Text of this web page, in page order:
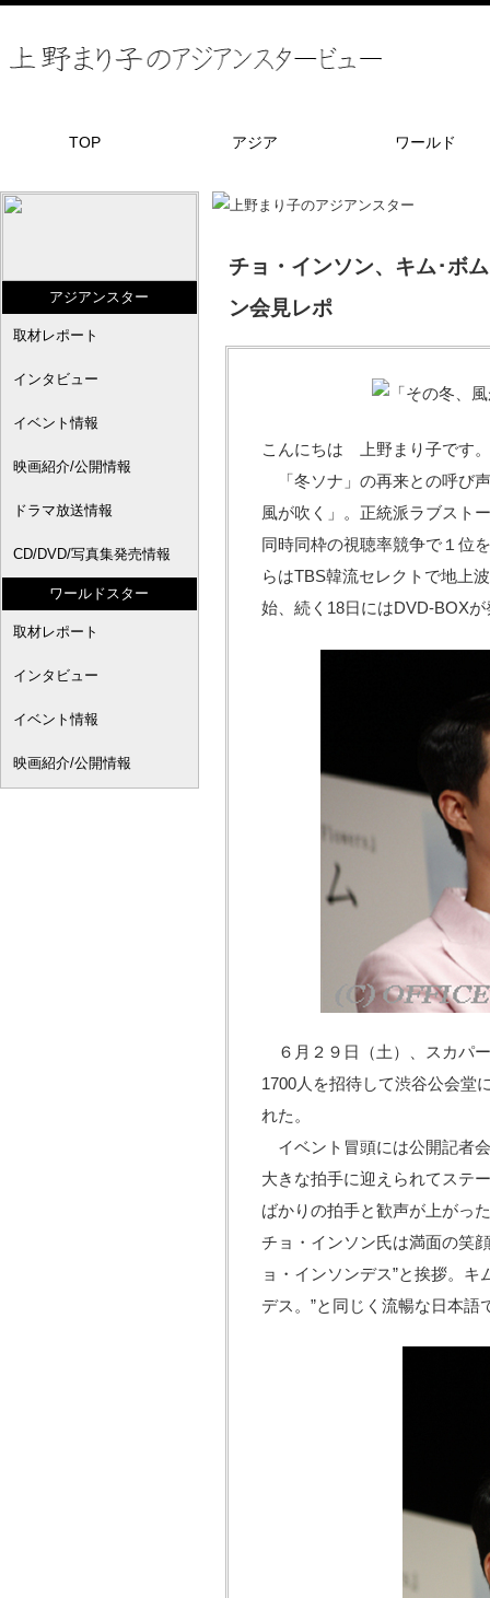
TOP アジア ワールド
チョ・インソン、キム･ボ
ン会見レポ
こんにちは 上野まり子です。
「冬ソナ」の再来との呼び
風が吹く」。正統派ラブスト
同時同枠の視聴率競争で１位
らはTBS韓流セレクトで地上
始、続く18日にはDVD-BOX
６月２９日（土）、スカパ
1700人を招待して渋谷公会堂
れた。
イベント冒頭には公開記者
大きな拍手に迎えられてステ
ばかりの拍手と歓声が上がっ
チョ・インソン氏は満面の笑
ョ・インソンデス”と挨拶。
デス。”と同じく流暢な日本語
アジアンスター
取材レポート
インタビュー
イベント情報
映画紹介/公開情報
ドラマ放送情報
CD/DVD/写真集発売情報
ワールドスター
取材レポート
インタビュー
イベント情報
映画紹介/公開情報